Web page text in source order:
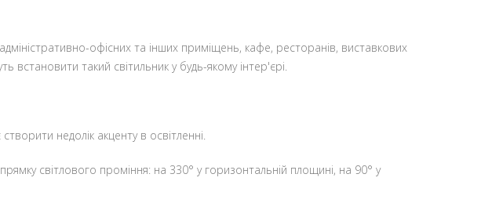
офісних та інших приміщень, кафе, ресторанів, виставкових
встановити такий світильник у будь-якому інтер'єрі.
недолік акценту в освітленні.
світлового проміння: на 330° у горизонтальній площині, на 90° у